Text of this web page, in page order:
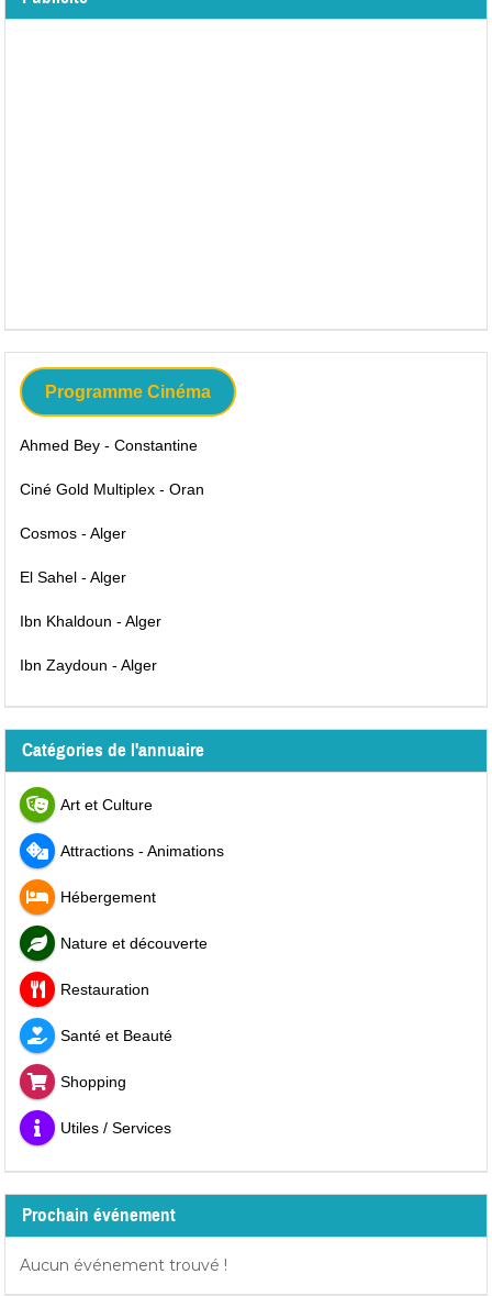
Programme Cinéma
Ahmed Bey - Constantine
Ciné Gold Multiplex - Oran
Cosmos - Alger
El Sahel - Alger
Ibn Khaldoun - Alger
Ibn Zaydoun - Alger
Catégories de l'annuaire
Art et Culture
Attractions - Animations
Hébergement
Nature et découverte
Restauration
Santé et Beauté
Shopping
Utiles / Services
Prochain événement
Aucun événement trouvé !